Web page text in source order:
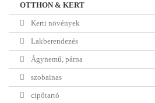
OTTHON & KERT
Kerti növények
Lakberendezés
Ágynemű, párna
szobainas
cipőtartó